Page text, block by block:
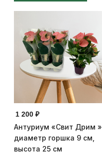
1 200 ₽
Антуриум «Свит Дрим »,
диаметр горшка 9 см,
высота 25 см